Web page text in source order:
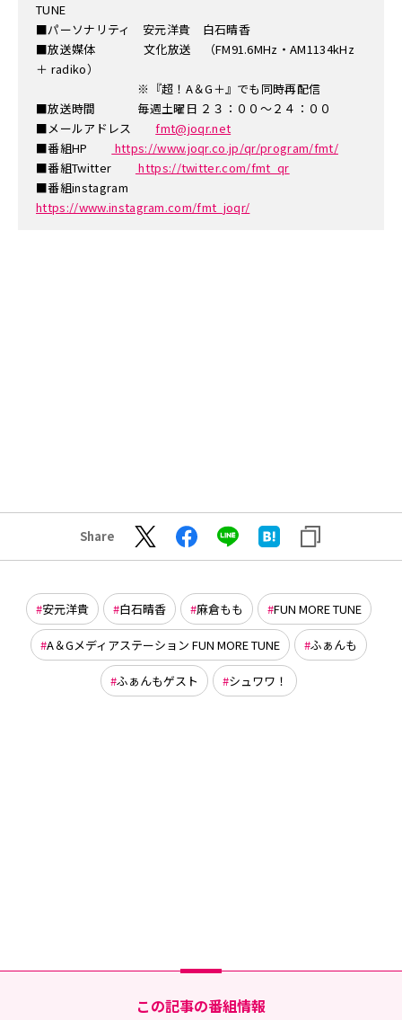
TUNE
■パーソナリティ 安元洋貴 白石晴香
■放送媒体 文化放送 （FM91.6MHz・AM1134kHz
＋ radiko）
※『超！A＆G＋』でも同時再配信
■放送時間 毎週土曜日 ２３：００～２４：００
■メールアドレスfmt@joqr.net
■番組HP
https://www.joqr.co.jp/qr/program/fmt/
■番組Twitter
https://twitter.com/fmt_qr
■番組instagram
https://www.instagram.com/fmt_joqr/
Share
安元洋貴 白石晴香 麻倉もも FUN MORE TUNE
A＆Gメディアステーション FUN MORE TUNE ふぁんも
ふぁんもゲスト シュワワ！
この記事の番組情報